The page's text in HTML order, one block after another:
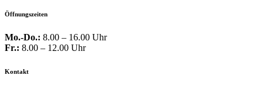
Öffnungszeiten
Mo.-Do.: 8.00 – 16.00 Uhr
Fr.: 8.00 – 12.00 Uhr
Kontakt